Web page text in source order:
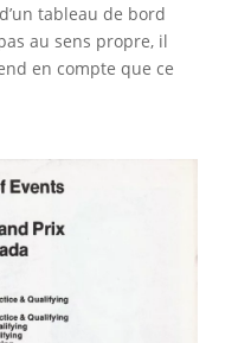
tableau de bord
au sens propre, il
en compte que ce